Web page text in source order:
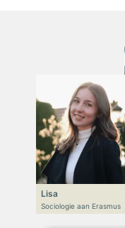
Lisa
Sociologie aan Erasmus